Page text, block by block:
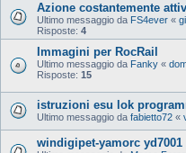
Azione costantemente
Ultimo messaggio da FS4ever «
Risposte: 4
Immagini per RocRail
Ultimo messaggio da Fanky «
Risposte: 15
istruzioni esu lok
Ultimo messaggio da fabietto72 «
windigipet-yamorc yd7001